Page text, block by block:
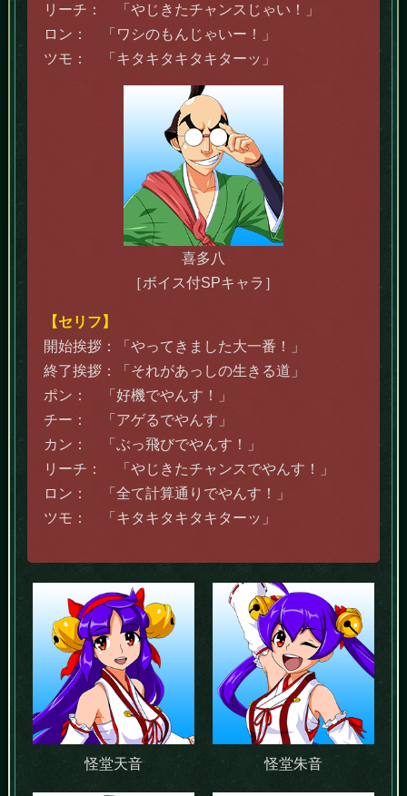
リーチ： 「やじきたチャンスじゃい！」
ロン： 「ワシのもんじゃいー！」
ツモ： 「キタキタキタキターッ」
喜多八
［ボイス付SPキャラ］
【セリフ】
開始挨拶：「やってきました大一番！」
終了挨拶：「それがあっしの生きる道」
ポン： 「好機でやんす！」
チー： 「アゲるでやんす」
カン： 「ぶっ飛びでやんす！」
リーチ： 「やじきたチャンスでやんす！」
ロン： 「全て計算通りでやんす！」
ツモ： 「キタキタキタキターッ」
怪堂天音 怪堂朱音